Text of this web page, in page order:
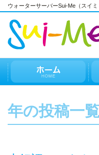
ウォーターサーバーSui-Me（スイ
年の投稿一